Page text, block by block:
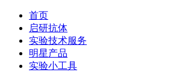
首页
启研抗体
实验技术服务
明星产品
实验小工具